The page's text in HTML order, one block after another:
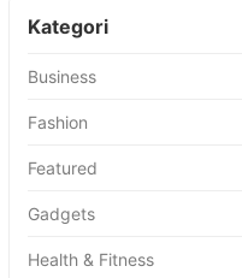
Kategori
Business
Fashion
Featured
Gadgets
Health & Fitness